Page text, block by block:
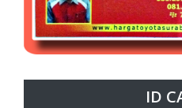
ID